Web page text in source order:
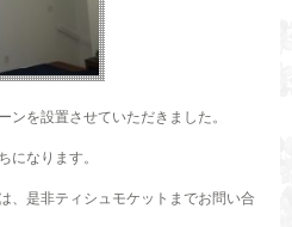
ンを設置させていただきました。
になります。
、是非ティシュモケットまでお問い合